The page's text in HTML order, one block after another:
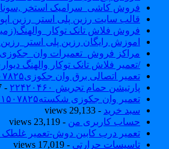
فروش کاشی_سرامیک استخر
قالب سایت رزین پلی استر_رزین
فروش فلاش تانک
اموزش رایگان رزین پلی
مراکز فروش_تعمیرات
/تعمیر فلاش تانک توکار والهنگ
تعمیر اتصالی برق وان جکوزی۰۹۱۲۱۵۰۷۸۲۵
پارتیشن حمام تجریش ۲۲۴۲۰۴۶۰
- 36,517 views
تعمیر وان جکوزی شکسته۰۹۱۲۱۵۰۷۸۲۵
سبد خرید - 29,133 views
حساب کاربری من - 23,119 views
تعمیر درب کابین دوش-تعمیر
تاسیسات حرارتی - 17,019 views